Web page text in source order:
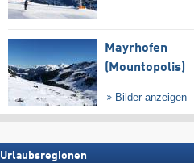
Mayrhofen
(Mountopolis)
Bilder anzeigen
Urlaubsregionen